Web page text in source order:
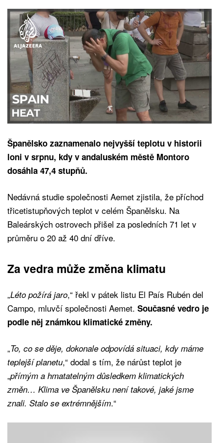
Španělsko zaznamenalo nejvyšší teplotu v historii
loni v srpnu, kdy v andaluském městě Montoro
dosáhla 47,4 stupňů.
Nedávná studie společnosti Aemet zjistila, že příchod
třicetistupňových teplot v celém Španělsku. Na
Baleárských ostrovech přišel za posledních 71 let v
průměru o 20 až 40 dní dříve.
Za vedra může změna klimatu
„Léto požírá jaro,“ řekl v pátek listu El País Rubén del
Campo, mluvčí společnosti Aemet. Současné vedro je
podle něj známkou klimatické změny.
„To, co se děje, dokonale odpovídá situaci, kdy máme
teplejší planetu,“ dodal s tím, že nárůst teplot je
„přímým a hmatatelným důsledkem klimatických
změn… Klima ve Španělsku není takové, jaké jsme
znali. Stalo se extrémnějším.“